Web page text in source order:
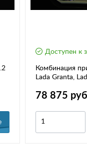
Доступен к
Комбинация
Lada Granta,
78 875